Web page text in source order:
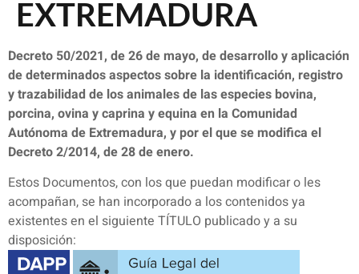
EXTREMADURA
Decreto 50/2021, de 26 de mayo, de desarrollo y aplicación
de determinados aspectos sobre la identificación, registro
y trazabilidad de los animales de las especies bovina,
porcina, ovina y caprina y equina en la Comunidad
Autónoma de Extremadura, y por el que se modifica el
Decreto 2/2014, de 28 de enero.
Estos Documentos, con los que puedan modificar o les
acompañan, se han incorporado a los contenidos ya
existentes en el siguiente TÍTULO publicado y a su
disposición: